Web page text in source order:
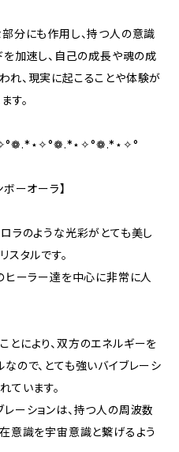
分にも作用し、持つ人の意識
を加速し、自己の成長や魂の成
れ、現実に起こることや体験が
す。
ーオーラ】
ラのような光彩がとても美し
スタルです。
ヒーラー達を中心に非常に人
により、双方のエネルギーを
ので、とても強いバイブレーシ
ています。
ーションは、持つ人の周波数
意識を宇宙意識と繋げるよう